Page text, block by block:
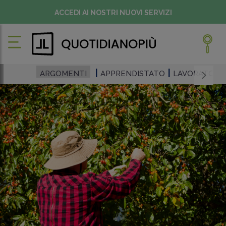
ACCEDI AI NOSTRI NUOVI SERVIZI
ARGOMENTI APPRENDISTATO LAVORATORI